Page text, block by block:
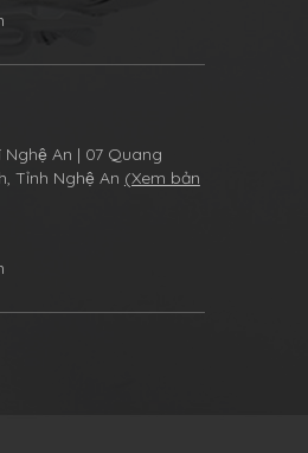
An | 07 Quang
Tỉnh Nghệ An (Xem bản